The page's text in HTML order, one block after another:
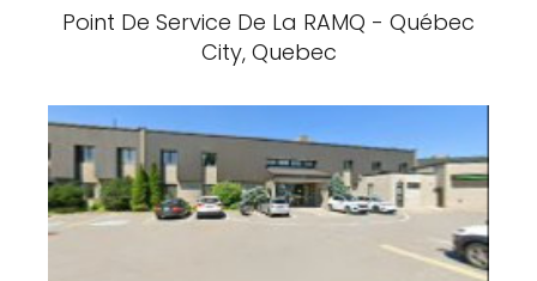
Point De Service De La RAMQ - Québec
City, Quebec